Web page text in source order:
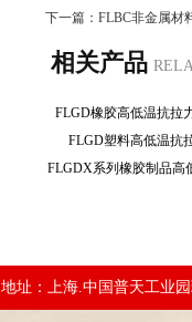
下一篇： FLBC非金属材
相关产品
FLGD橡胶高低温抗
FLGD塑料高低温
地址：上海.中国普天工业